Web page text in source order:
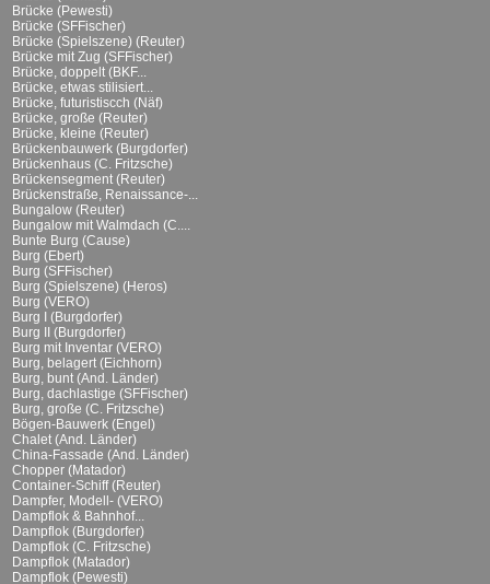
Brücke (Pewesti)
Brücke (SFFischer)
Brücke (Spielszene) (Reuter)
Brücke mit Zug (SFFischer)
Brücke, doppelt (BKF...
Brücke, etwas stilisiert...
Brücke, futuristiscch (Näf)
Brücke, große (Reuter)
Brücke, kleine (Reuter)
Brückenbauwerk (Burgdorfer)
Brückenhaus (C. Fritzsche)
Brückensegment (Reuter)
Brückenstraße, Renaissance-...
Bungalow (Reuter)
Bungalow mit Walmdach (C....
Bunte Burg (Cause)
Burg (Ebert)
Burg (SFFischer)
Burg (Spielszene) (Heros)
Burg (VERO)
Burg I (Burgdorfer)
Burg II (Burgdorfer)
Burg mit Inventar (VERO)
Burg, belagert (Eichhorn)
Burg, bunt (And. Länder)
Burg, dachlastige (SFFischer)
Burg, große (C. Fritzsche)
Bögen-Bauwerk (Engel)
Chalet (And. Länder)
China-Fassade (And. Länder)
Chopper (Matador)
Container-Schiff (Reuter)
Dampfer, Modell- (VERO)
Dampflok & Bahnhof...
Dampflok (Burgdorfer)
Dampflok (C. Fritzsche)
Dampflok (Matador)
Dampflok (Pewesti)